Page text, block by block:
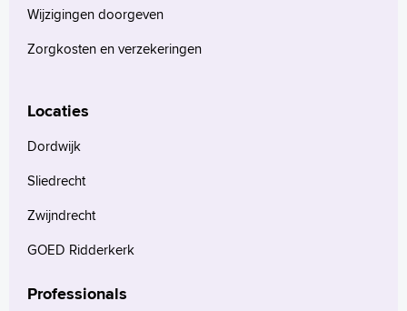
Wijzigingen doorgeven
Zorgkosten en verzekeringen
Locaties
Dordwijk
Sliedrecht
Zwijndrecht
GOED Ridderkerk
Professionals